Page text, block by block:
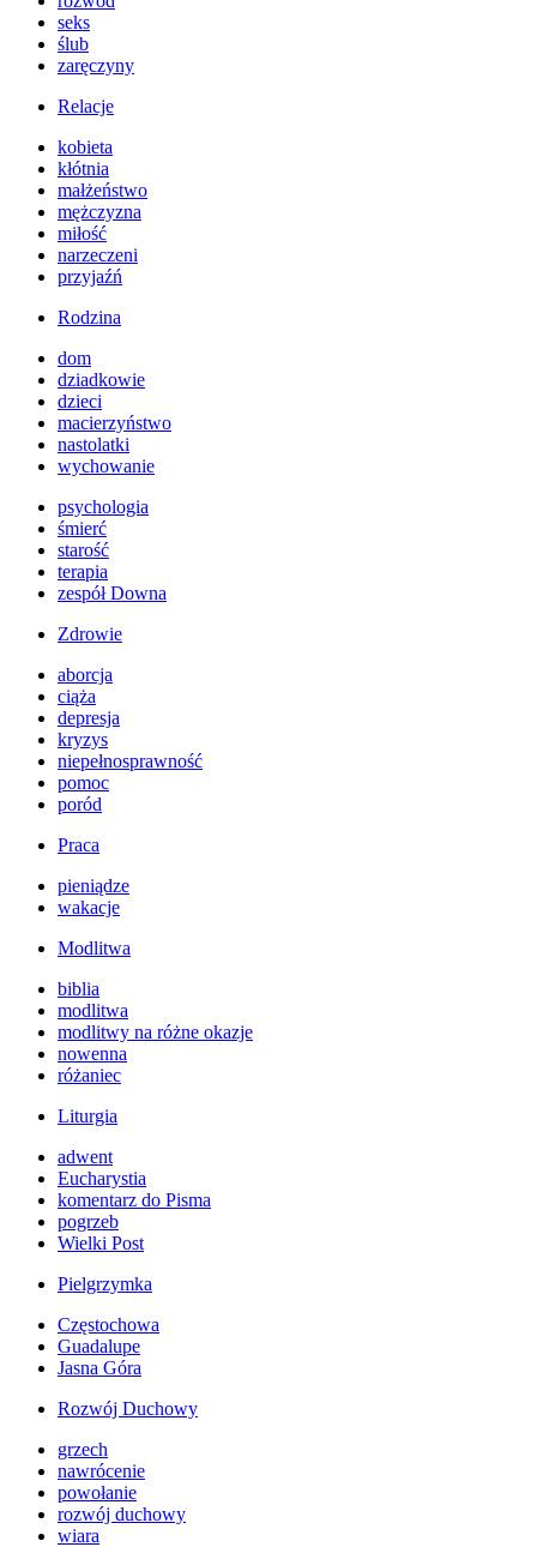
seks
ślub
zaręczyny
Relacje
kobieta
kłótnia
małżeństwo
mężczyzna
miłość
narzeczeni
przyjaźń
Rodzina
dom
dziadkowie
dzieci
macierzyństwo
nastolatki
wychowanie
psychologia
śmierć
starość
terapia
zespół Downa
Zdrowie
aborcja
ciąża
depresja
kryzys
niepełnosprawność
pomoc
poród
Praca
pieniądze
wakacje
Modlitwa
biblia
modlitwa
modlitwy na różne okazje
nowenna
różaniec
Liturgia
adwent
Eucharystia
komentarz do Pisma
pogrzeb
Wielki Post
Pielgrzymka
Częstochowa
Guadalupe
Jasna Góra
Rozwój Duchowy
grzech
nawrócenie
powołanie
rozwój duchowy
wiara